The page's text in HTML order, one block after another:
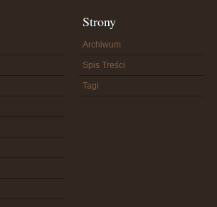
Strony
Archiwum
Spis Treści
Tagi